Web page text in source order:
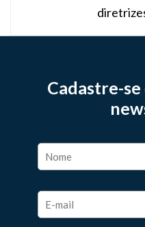
Cadastre-se